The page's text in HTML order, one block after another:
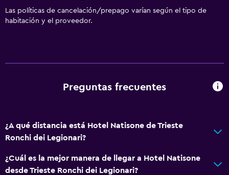
Las políticas de cancelación/prepago varían según el tipo de
habitación y el proveedor.
Preguntas frecuentes
¿A qué distancia está Hotel Natisone de Trieste
Ronchi dei Legionari?
¿Cuál es la mejor manera de llegar a Hotel Natisone
desde Trieste Ronchi dei Legionari?